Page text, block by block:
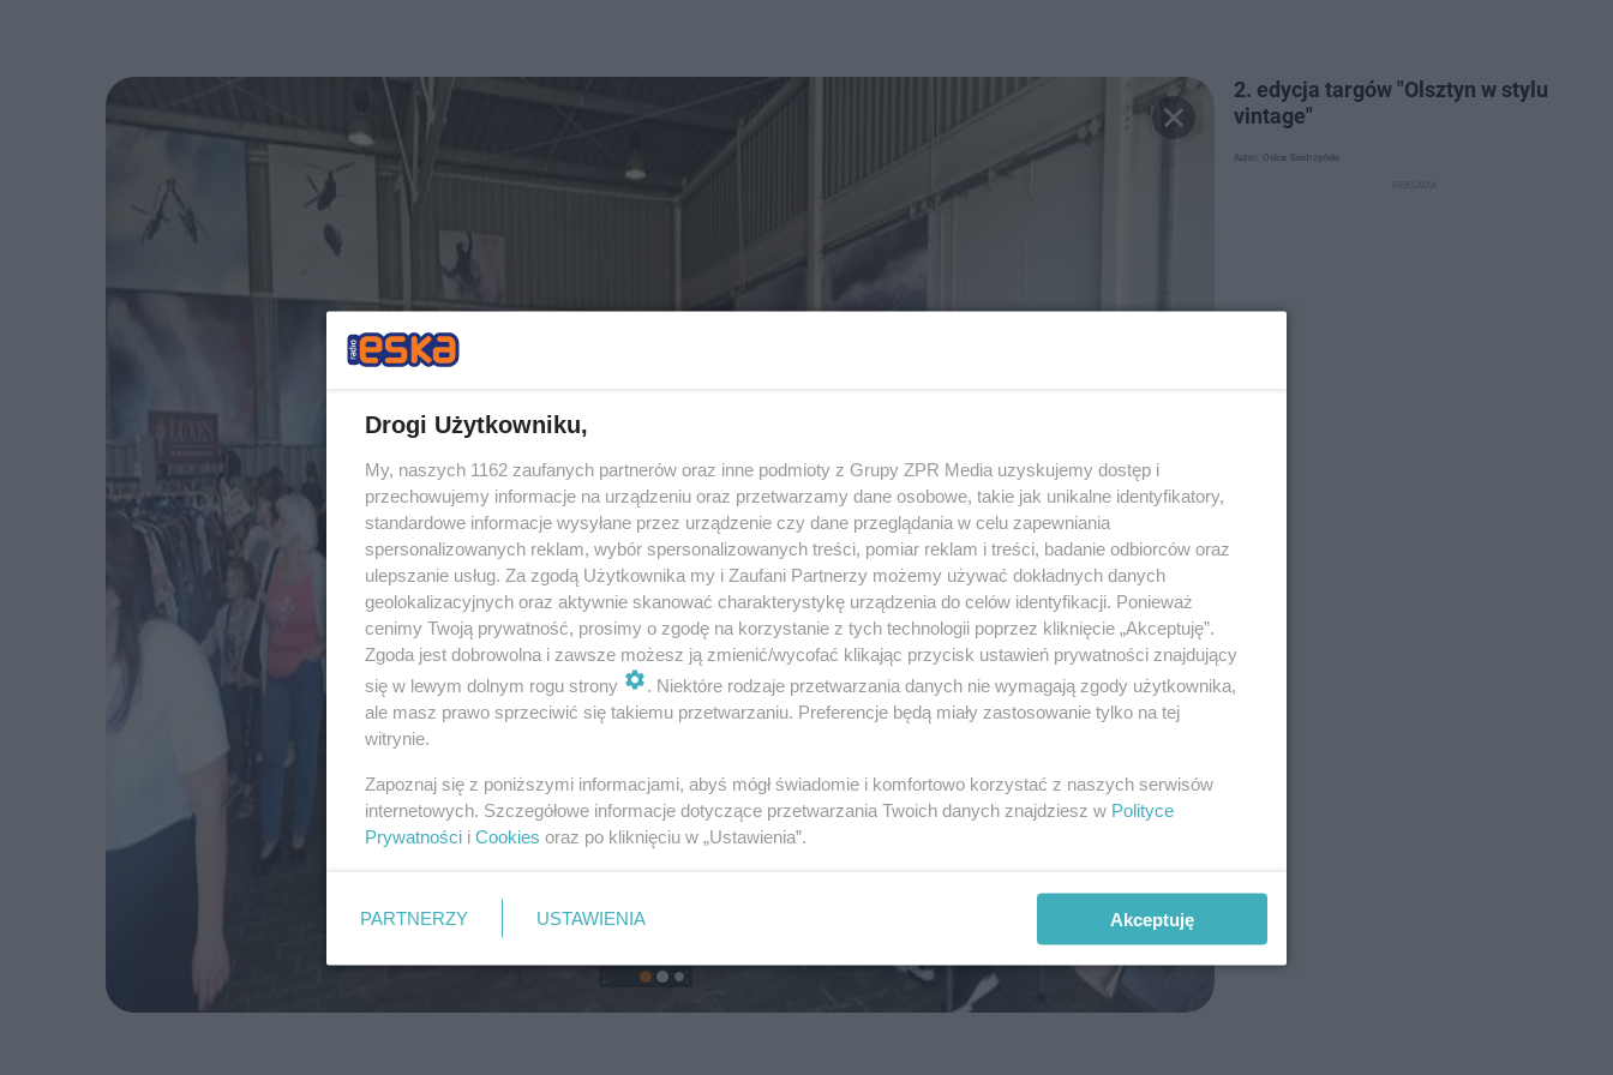
2. edycja targów "Olsztyn w stylu
vintage"
Autor: Oskar Biedrzyński
Drogi Użytkowniku,
My, naszych 1162 zaufanych partnerów oraz inne podmioty z Grupy ZPR Media uzyskujemy dostęp i
przechowujemy informacje na urządzeniu oraz przetwarzamy dane osobowe, takie jak unikalne identyfikatory,
standardowe informacje wysyłane przez urządzenie czy dane przeglądania w celu zapewniania
spersonalizowanych reklam, wybór spersonalizowanych treści, pomiar reklam i treści, badanie odbiorców oraz
ulepszanie usług. Za zgodą Użytkownika my i Zaufani Partnerzy możemy używać dokładnych danych
geolokalizacyjnych oraz aktywnie skanować charakterystykę urządzenia do celów identyfikacji. Ponieważ
cenimy Twoją prywatność, prosimy o zgodę na korzystanie z tych technologii poprzez kliknięcie „Akceptuję”.
Zgoda jest dobrowolna i zawsze możesz ją zmienić/wycofać klikając przycisk ustawień prywatności znajdujący
się w lewym dolnym rogu strony
. Niektóre rodzaje przetwarzania danych nie wymagają zgody użytkownika,
ale masz prawo sprzeciwić się takiemu przetwarzaniu. Preferencje będą miały zastosowanie tylko na tej
witrynie.
Zapoznaj się z poniższymi informacjami, abyś mógł świadomie i komfortowo korzystać z naszych serwisów
internetowych. Szczegółowe informacje dotyczące przetwarzania Twoich danych znajdziesz w Polityce
Prywatności i Cookies oraz po kliknięciu w „Ustawienia”.
PARTNERZY USTAWIENIA Akceptuję